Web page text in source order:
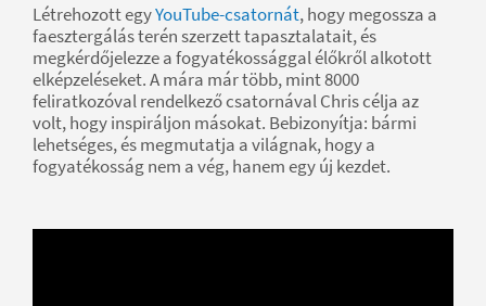
Létrehozott egyYouTube-csatornát, hogy megossza a
faesztergálás terén szerzett tapasztalatait, és
megkérdőjelezze a fogyatékossággal élőkről alkotott
elképzeléseket. A mára már több, mint 8000
feliratkozóval rendelkező csatornával Chris célja az
volt, hogy inspiráljon másokat. Bebizonyítja: bármi
lehetséges, és megmutatja a világnak, hogy a
fogyatékosság nem a vég, hanem egy új kezdet.